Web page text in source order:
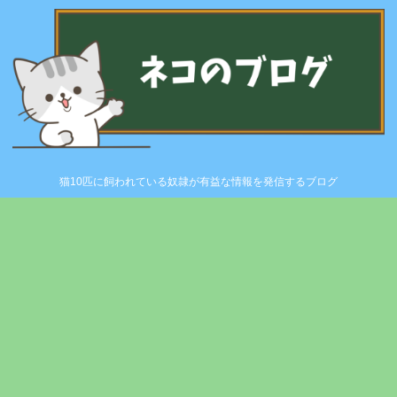
猫10匹に飼われている奴隷が有益な情報を発信するブログ